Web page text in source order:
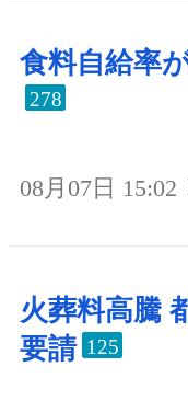
食料自給率
278
08月07日 15:02
火葬料高騰
要請 125